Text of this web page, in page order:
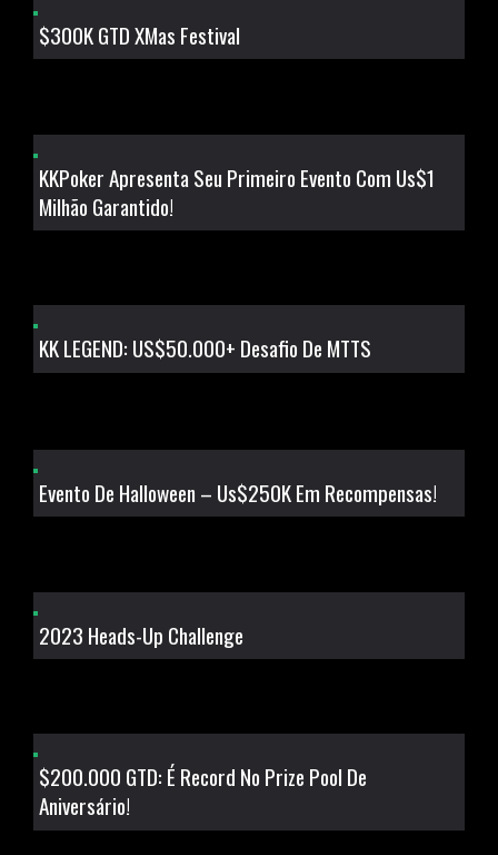
$300K GTD XMas Festival
KKPoker Apresenta Seu Primeiro Evento Com Us$1
Milhão Garantido!
KK LEGEND: US$50.000+ Desafio De MTTS
Evento De Halloween – Us$250K Em Recompensas!
2023 Heads-Up Challenge
$200.000 GTD: É Record No Prize Pool De
Aniversário!